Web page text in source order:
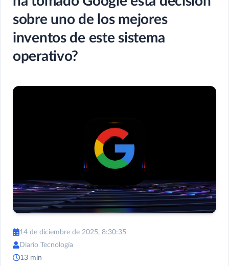
sobre uno de los mejores
inventos de este sistema
operativo?
14 de diciembre de 2025, 8:30:35
Diario Tecnología
13 min